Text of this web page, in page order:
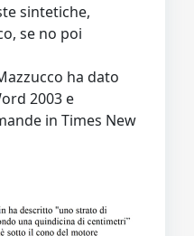
sintetiche,
se no poi
ha dato
2003 e
in Times New